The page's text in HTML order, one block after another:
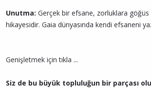
Unutma: Gerçek bir efsane, zorluklara göğüs
hikayesidir. Gaia dünyasında kendi efsaneni
Genişletmek için tıkla ...
Siz de bu büyük topluluğun bir parçası